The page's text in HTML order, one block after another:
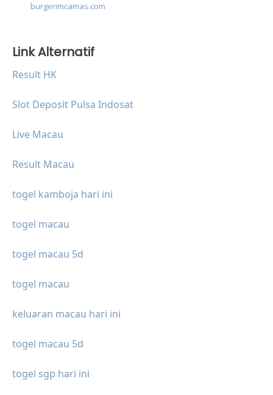
burgerimcamas.com
Link Alternatif
Result HK
Slot Deposit Pulsa Indosat
Live Macau
Result Macau
togel kamboja hari ini
togel macau
togel macau 5d
togel macau
keluaran macau hari ini
togel macau 5d
togel sgp hari ini